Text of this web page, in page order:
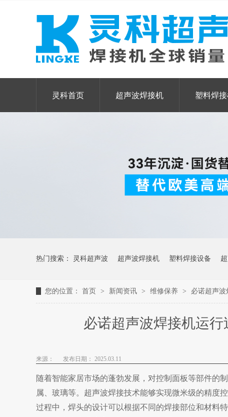
灵科首页 超声波焊接机 塑料焊
热门搜索： 灵科超声波 超声波焊接机 塑料焊接设备
您的位置： 首页 > 新闻资讯 > 维修保养 > 必诺超声
必诺超声波焊接机运
来源： 发布日期： 2025.03.11
随着智能家居市场的蓬勃发展，对控制面板等部件的
属、玻璃等。 超声波焊接技术能够实现微米级的精度
过程中，焊头的设计可以根据不同的焊接部位和材料